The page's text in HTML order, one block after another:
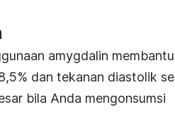
amygdalin membantu
dan tekanan diastolik
bila Anda mengonsumsi